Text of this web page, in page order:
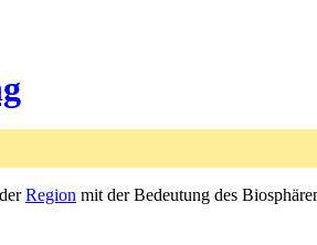
Region mit der Bedeutung des